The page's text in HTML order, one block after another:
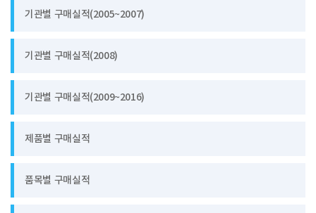
기관별 구매실적(2005~2007)
기관별 구매실적(2008)
기관별 구매실적(2009~2016)
제품별 구매실적
품목별 구매실적